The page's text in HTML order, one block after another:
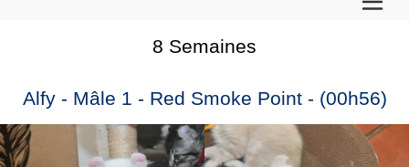
8 Semaines
Alfy - Mâle 1 - Red Smoke Point - (00h56)